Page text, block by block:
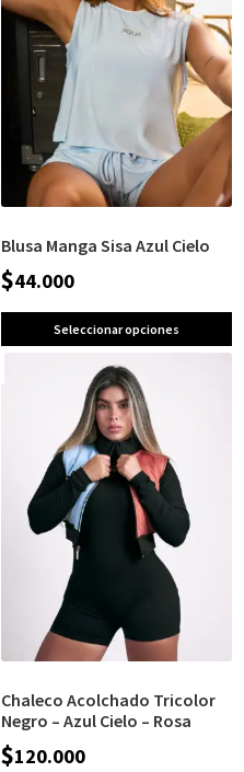
Blusa Manga Sisa Azul Cielo
$44.000
Seleccionar opciones
Chaleco Acolchado Tricolor
Negro – Azul Cielo – Rosa
$120.000